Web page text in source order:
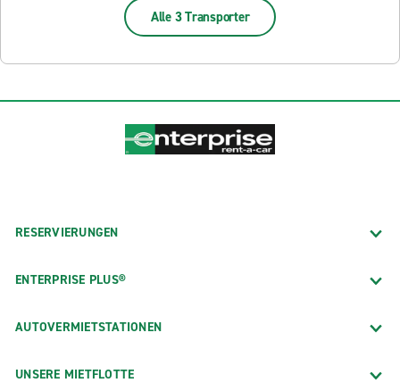
Alle 3 Transporter
RESERVIERUNGEN
ENTERPRISE PLUS®
AUTOVERMIETSTATIONEN
UNSERE MIETFLOTTE